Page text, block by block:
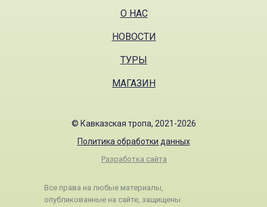
О НАС
НОВОСТИ
© Кавказская тропа, 2021-2026
Политика обработки данных
Разработка сайта
Все права на любые материалы,
опубликованные на сайте, защищены
ТУРЫ
МАГАЗИН